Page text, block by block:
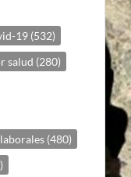
19 (532)
salud (280)
(480)